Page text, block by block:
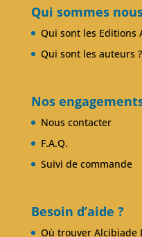
Forum enseignants
Qui sommes
Qui sont les Editions
Qui sont les auteurs ?
Nos
Nous contacter
F.A.Q.
Suivi de commande
Besoin d’aide ?
Où trouver Alcibiade